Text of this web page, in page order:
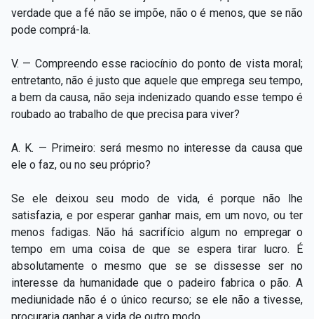
verdade que a fé não se impõe, não o é menos, que se não
pode comprá-la.
V. — Compreendo esse raciocínio do ponto de vista moral;
entretanto, não é justo que aquele que emprega seu tempo,
a bem da causa, não seja indenizado quando esse tempo é
roubado ao trabalho de que precisa para viver?
A. K. — Primeiro: será mesmo no interesse da causa que
ele o faz, ou no seu próprio?
Se ele deixou seu modo de vida, é porque não lhe
satisfazia, e por esperar ganhar mais, em um novo, ou ter
menos fadigas. Não há sacrifício algum no empregar o
tempo em uma coisa de que se espera tirar lucro. É
absolutamente o mesmo que se se dissesse ser no
interesse da humanidade que o padeiro fabrica o pão. A
mediunidade não é o único recurso; se ele não a tivesse,